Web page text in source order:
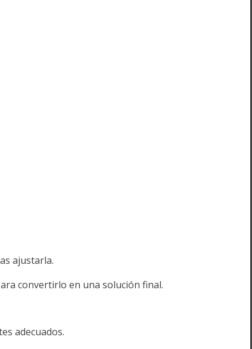
ajustarla.
convertirlo en una solución final.
adecuados.